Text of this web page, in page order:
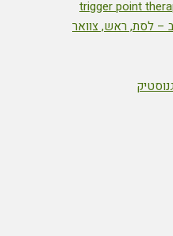
– לסת, ראש, צוואר